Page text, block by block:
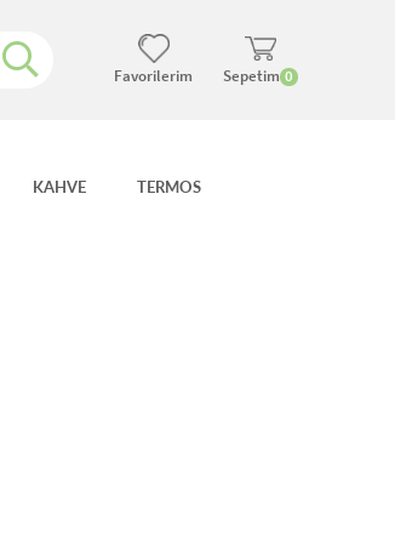
Sepetim 0
Favorilerim
KAHVE TERMOS